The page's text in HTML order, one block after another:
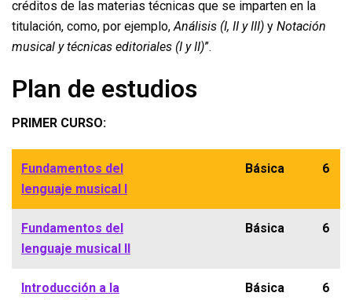
créditos de las materias técnicas que se imparten en la
titulación, como, por ejemplo,Análisis (I, II y III) y Notación
musical y técnicas editoriales (I y II)”.
Plan de estudios
PRIMER CURSO:
Fundamentos del
lenguaje musical I
Básica 6
Fundamentos del
lenguaje musical II
Básica 6
Introducción a la
Básica 6